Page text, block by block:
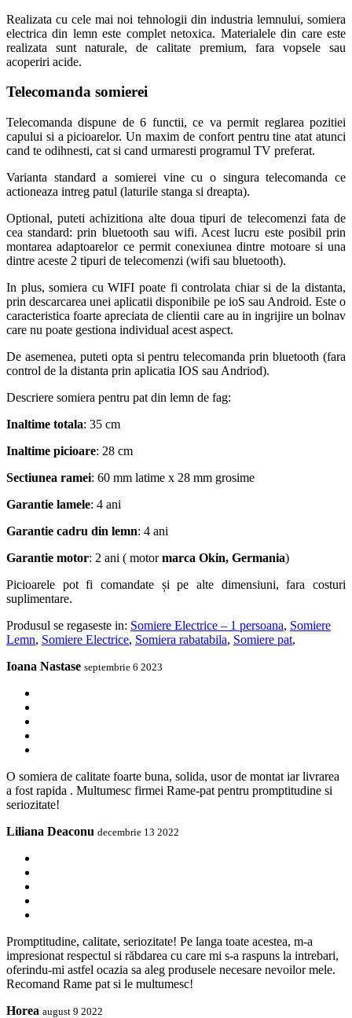
Realizata cu cele mai noi tehnologii din industria lemnului, somiera
electrica din lemn este complet netoxica. Materialele din care este
realizata sunt naturale, de calitate premium, fara vopsele sau
acoperiri acide.
Telecomanda somierei
Telecomanda dispune de 6 functii, ce va permit reglarea pozitiei
capului si a picioarelor. Un maxim de confort pentru tine atat atunci
cand te odihnesti, cat si cand urmaresti programul TV preferat.
Varianta standard a somierei vine cu o singura telecomanda ce
actioneaza intreg patul (laturile stanga si dreapta).
Optional, puteti achizitiona alte doua tipuri de telecomenzi fata de
cea standard: prin bluetooth sau wifi. Acest lucru este posibil prin
montarea adaptoarelor ce permit conexiunea dintre motoare si una
dintre aceste 2 tipuri de telecomenzi (wifi sau bluetooth).
In plus, somiera cu WIFI poate fi controlata chiar si de la distanta,
prin descarcarea unei aplicatii disponibile pe ioS sau Android. Este o
caracteristica foarte apreciata de clientii care au in ingrijire un bolnav
care nu poate gestiona individual acest aspect.
De asemenea, puteti opta si pentru telecomanda prin bluetooth (fara
control de la distanta prin aplicatia IOS sau Andriod).
Descriere somiera pentru pat din lemn de fag:
Inaltime totala: 35 cm
Inaltime picioare: 28 cm
Sectiunea ramei: 60 mm latime x 28 mm grosime
Garantie lamele: 4 ani
Garantie cadru din lemn: 4 ani
Garantie motor: 2 ani ( motormarca Okin, Germania)
Picioarele pot fi comandate și pe alte dimensiuni, fara costuri
suplimentare.
Produsul se regaseste in: Somiere Electrice – 1 persoana, Somiere
Lemn, Somiere Electrice, Somiera rabatabila, Somiere pat,
Ioana Nastase septembrie 6 2023
O somiera de calitate foarte buna, solida, usor de montat iar livrarea
a fost rapida . Multumesc firmei Rame-pat pentru promptitudine si
seriozitate!
Liliana Deaconu decembrie 13 2022
Promptitudine, calitate, seriozitate! Pe langa toate acestea, m-a
impresionat respectul si răbdarea cu care mi s-a raspuns la intrebari,
oferindu-mi astfel ocazia sa aleg produsele necesare nevoilor mele.
Recomand Rame pat si le multumesc!
Horea august 9 2022